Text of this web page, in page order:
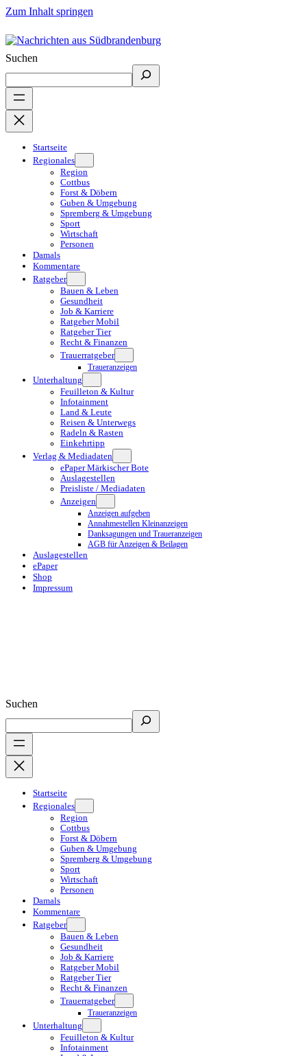
Zum Inhalt springen
Suchen
Startseite
Regionales
Region
Cottbus
Forst & Döbern
Guben & Umgebung
Spremberg & Umgebung
Sport
Wirtschaft
Personen
Damals
Kommentare
Ratgeber
Bauen & Leben
Gesundheit
Job & Karriere
Ratgeber Mobil
Ratgeber Tier
Recht & Finanzen
Trauerratgeber
Traueranzeigen
Unterhaltung
Feuilleton & Kultur
Infotainment
Land & Leute
Reisen & Unterwegs
Radeln & Rasten
Einkehrtipp
Verlag & Mediadaten
ePaper Märkischer Bote
Auslagestellen
Preisliste / Mediadaten
Anzeigen
Anzeigen aufgeben
Annahmestellen Kleinanzeigen
Danksagungen und Traueranzeigen
AGB für Anzeigen & Beilagen
Auslagestellen
ePaper
Shop
Impressum
Suchen
Startseite
Regionales
Region
Cottbus
Forst & Döbern
Guben & Umgebung
Spremberg & Umgebung
Sport
Wirtschaft
Personen
Damals
Kommentare
Ratgeber
Bauen & Leben
Gesundheit
Job & Karriere
Ratgeber Mobil
Ratgeber Tier
Recht & Finanzen
Trauerratgeber
Traueranzeigen
Unterhaltung
Feuilleton & Kultur
Infotainment